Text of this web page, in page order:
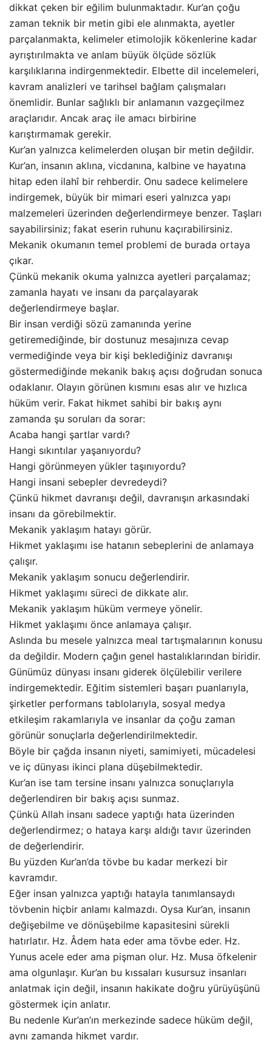
dikkat çeken bir eğilim bulunmaktadır. Kur’an çoğu
zaman teknik bir metin gibi ele alınmakta, ayetler
parçalanmakta, kelimeler etimolojik kökenlerine kadar
ayrıştırılmakta ve anlam büyük ölçüde sözlük
karşılıklarına indirgenmektedir. Elbette dil incelemeleri,
kavram analizleri ve tarihsel bağlam çalışmaları
önemlidir. Bunlar sağlıklı bir anlamanın vazgeçilmez
araçlarıdır. Ancak araç ile amacı birbirine
karıştırmamak gerekir.
Kur’an yalnızca kelimelerden oluşan bir metin değildir.
Kur’an, insanın aklına, vicdanına, kalbine ve hayatına
hitap eden ilahî bir rehberdir. Onu sadece kelimelere
indirgemek, büyük bir mimari eseri yalnızca yapı
malzemeleri üzerinden değerlendirmeye benzer. Taşları
sayabilirsiniz; fakat eserin ruhunu kaçırabilirsiniz.
Mekanik okumanın temel problemi de burada ortaya
çıkar.
Çünkü mekanik okuma yalnızca ayetleri parçalamaz;
zamanla hayatı ve insanı da parçalayarak
değerlendirmeye başlar.
Bir insan verdiği sözü zamanında yerine
getiremediğinde, bir dostunuz mesajınıza cevap
vermediğinde veya bir kişi beklediğiniz davranışı
göstermediğinde mekanik bakış açısı doğrudan sonuca
odaklanır. Olayın görünen kısmını esas alır ve hızlıca
hüküm verir. Fakat hikmet sahibi bir bakış aynı
zamanda şu soruları da sorar:
Acaba hangi şartlar vardı?
Hangi sıkıntılar yaşanıyordu?
Hangi görünmeyen yükler taşınıyordu?
Hangi insani sebepler devredeydi?
Çünkü hikmet davranışı değil, davranışın arkasındaki
insanı da görebilmektir.
Mekanik yaklaşım hatayı görür.
Hikmet yaklaşımı ise hatanın sebeplerini de anlamaya
çalışır.
Mekanik yaklaşım sonucu değerlendirir.
Hikmet yaklaşımı süreci de dikkate alır.
Mekanik yaklaşım hüküm vermeye yönelir.
Hikmet yaklaşımı önce anlamaya çalışır.
Aslında bu mesele yalnızca meal tartışmalarının konusu
da değildir. Modern çağın genel hastalıklarından biridir.
Günümüz dünyası insanı giderek ölçülebilir verilere
indirgemektedir. Eğitim sistemleri başarı puanlarıyla,
şirketler performans tablolarıyla, sosyal medya
etkileşim rakamlarıyla ve insanlar da çoğu zaman
görünür sonuçlarla değerlendirilmektedir.
Böyle bir çağda insanın niyeti, samimiyeti, mücadelesi
ve iç dünyası ikinci plana düşebilmektedir.
Kur’an ise tam tersine insanı yalnızca sonuçlarıyla
değerlendiren bir bakış açısı sunmaz.
Çünkü Allah insanı sadece yaptığı hata üzerinden
değerlendirmez; o hataya karşı aldığı tavır üzerinden
de değerlendirir.
Bu yüzden Kur’an’da tövbe bu kadar merkezi bir
kavramdır.
Eğer insan yalnızca yaptığı hatayla tanımlansaydı
tövbenin hiçbir anlamı kalmazdı. Oysa Kur’an, insanın
değişebilme ve dönüşebilme kapasitesini sürekli
hatırlatır. Hz. Âdem hata eder ama tövbe eder. Hz.
Yunus acele eder ama pişman olur. Hz. Musa öfkelenir
ama olgunlaşır. Kur’an bu kıssaları kusursuz insanları
anlatmak için değil, insanın hakikate doğru yürüyüşünü
göstermek için anlatır.
Bu nedenle Kur’an’ın merkezinde sadece hüküm değil,
aynı zamanda hikmet vardır.